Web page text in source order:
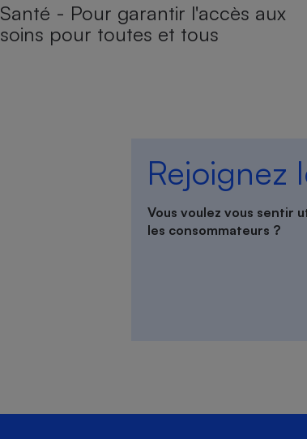
Santé - Pour garantir l'accès aux
soins pour toutes et tous
Rejoignez
Vous voulez vous sentir
les consommateurs ?